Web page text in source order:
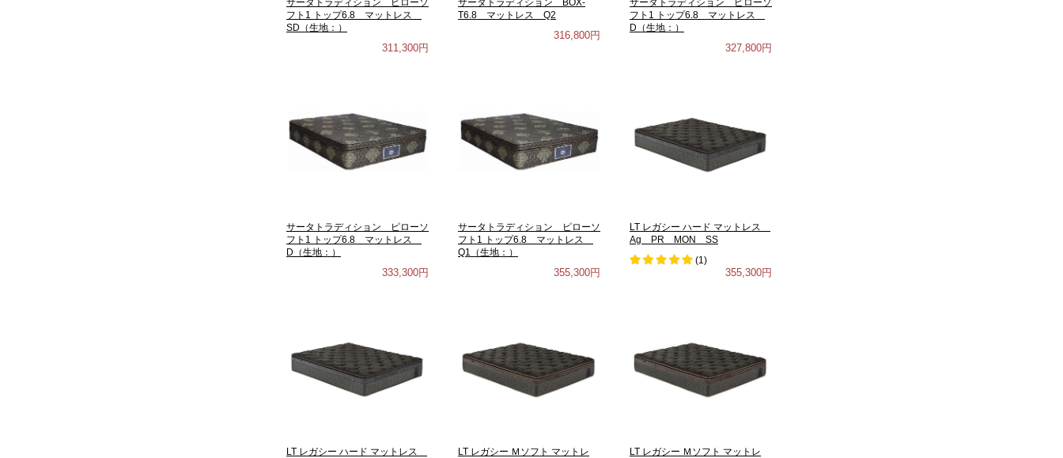
サータトラディション ピローソ
フト1 トップ6.8 マットレス
SD（生地：）
311,300円
サータトラディション BOX-
T6.8 マットレス Q2
316,800円
サータトラディション ピローソ
フト1 トップ6.8 マットレス
D（生地：）
327,800円
サータトラディション ピローソ
フト1 トップ6.8 マットレス
D（生地：）
333,300円
サータトラディション ピローソ
フト1 トップ6.8 マットレス
Q1（生地：）
355,300円
LT レガシー ハード マットレス
Ag PR MON SS
(1)
355,300円
LT レガシー ハード マットレス
LT レガシー Ｍソフト マットレ
LT レガシー Ｍソフト マットレ